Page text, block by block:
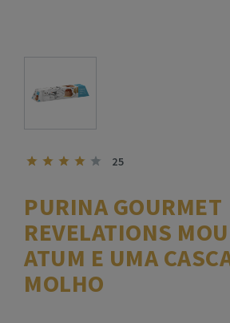
25
PURINA GOURMET
REVELATIONS
ATUM E UMA
MOLHO